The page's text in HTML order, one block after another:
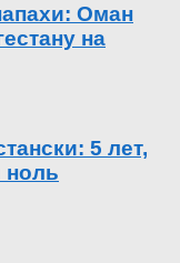
Оман
на
5 лет,
ноль